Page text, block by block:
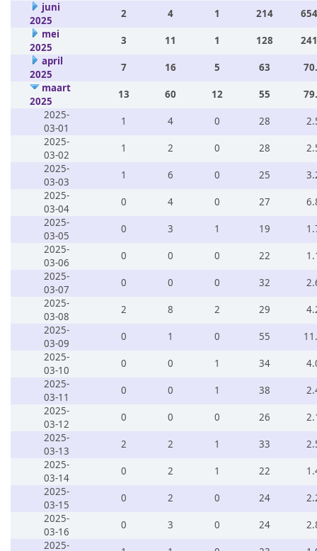
juni
2025
2 4 1 214
mei
2025
3 11 1 128
april
2025
7 16 5 63
maart
2025
13 60 12 55
2025-
03-01
1 4 0 28
2025-
03-02
1 2 0 28
2025-
03-03
1 6 0 25
2025-
03-04
0 4 0 27
2025-
03-05
0 3 1 19
2025-
03-06
0 0 0 22
2025-
03-07
0 0 0 32
2025-
03-08
2 8 2 29
2025-
03-09
0 1 0 55
2025-
03-10
0 0 1 34
2025-
03-11
0 0 1 38
2025-
03-12
0 0 0 26
2025-
03-13
2 2 1 33
2025-
03-14
0 2 1 22
2025-
03-15
0 2 0 24
2025-
03-16
0 3 0 24
2025-